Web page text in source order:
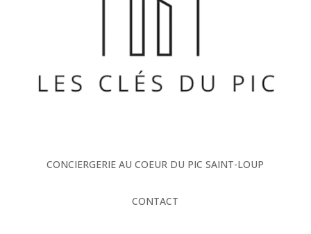
CONCIERGERIE AU COEUR DU PIC SAINT-LOUP
CONTACT